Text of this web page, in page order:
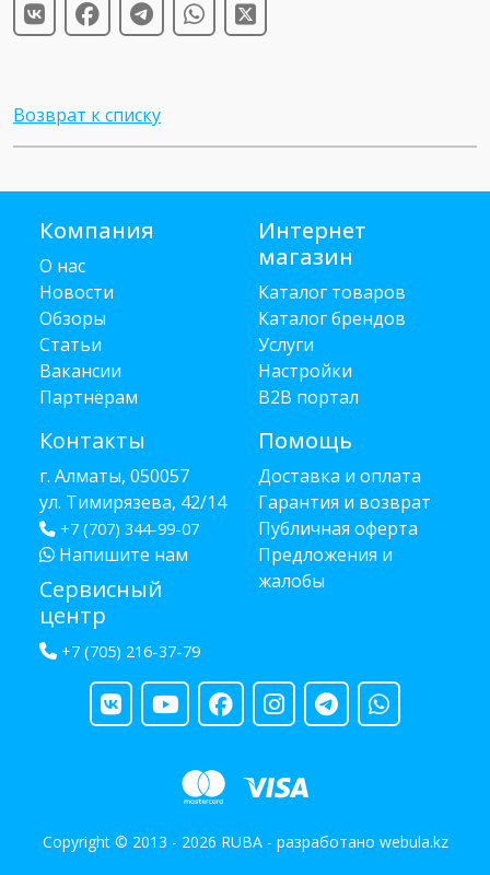
Возврат к списку
Компания
О нас
Новости
Обзоры
Статьи
Вакансии
Партнёрам
Контакты
г. Алматы, 050057
ул. Тимирязева, 42/14
+7 (707) 344-99-07
Напишите нам
Сервисный
центр
+7 (705) 216-37-79
Интернет
магазин
Каталог товаров
Каталог брендов
Услуги
Настройки
B2B портал
Помощь
Доставка и оплата
Гарантия и возврат
Публичная оферта
Предложения и
жалобы
Copyright © 2013 - 2026 RUBA - разработано webula.kz